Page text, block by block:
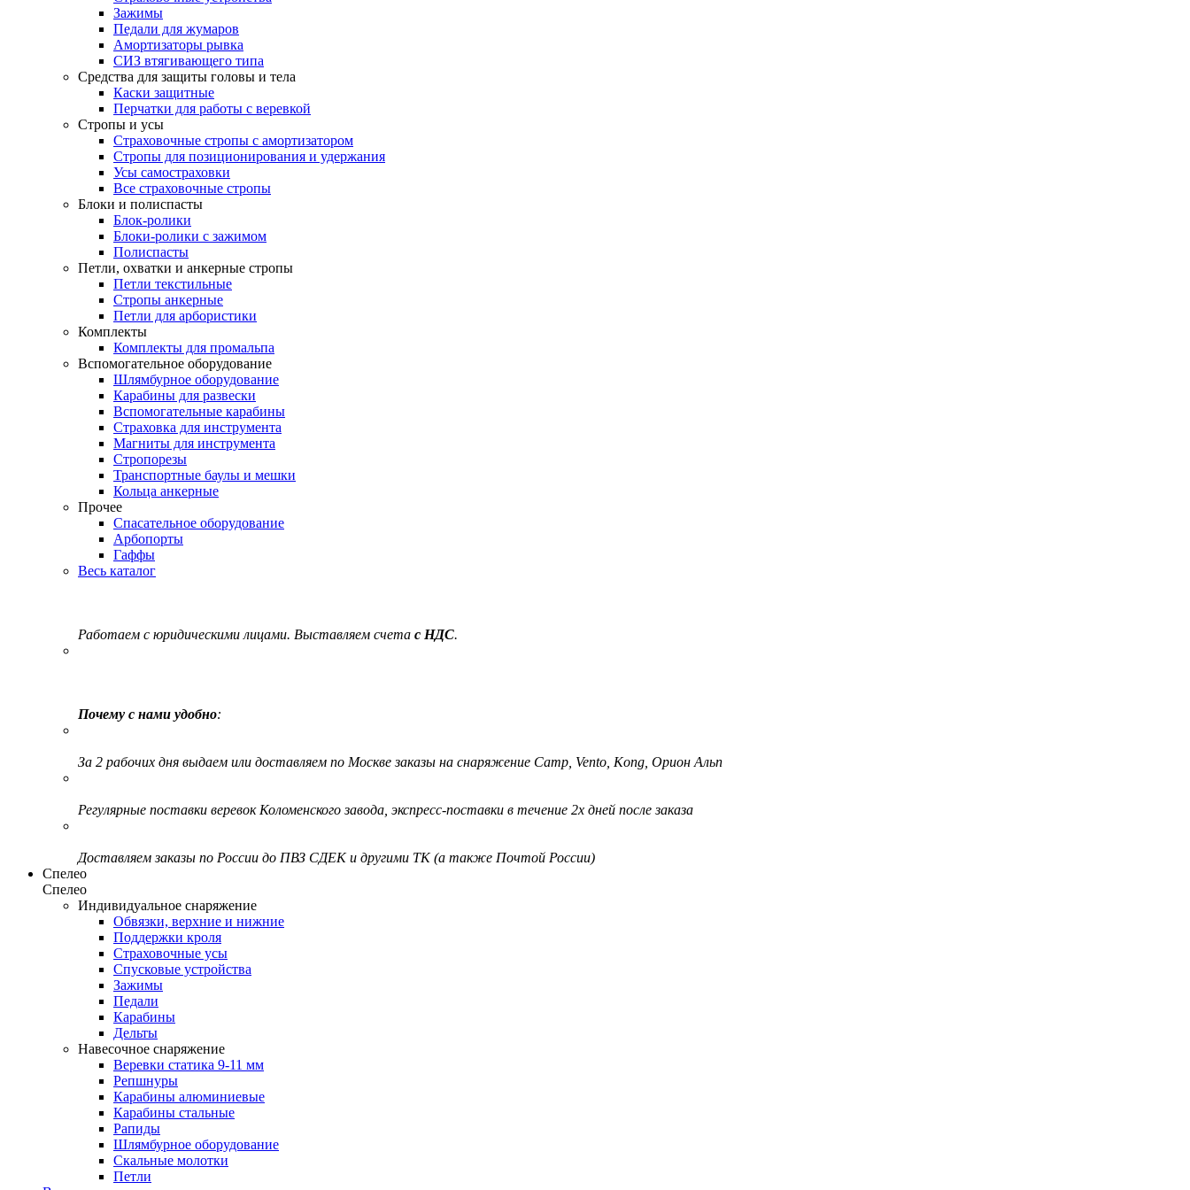
Зажимы
Педали для жумаров
Амортизаторы рывка
СИЗ втягивающего типа
Средства для защиты головы и тела
Каски защитные
Перчатки для работы с веревкой
Стропы и усы
Страховочные стропы с амортизатором
Стропы для позиционирования и удержания
Усы самостраховки
Все страховочные стропы
Блоки и полиспасты
Блок-ролики
Блоки-ролики с зажимом
Полиспасты
Петли, охватки и анкерные стропы
Петли текстильные
Стропы анкерные
Петли для арбористики
Комплекты
Комплекты для промальпа
Вспомогательное оборудование
Шлямбурное оборудование
Карабины для развески
Вспомогательные карабины
Страховка для инструмента
Магниты для инструмента
Стропорезы
Транспортные баулы и мешки
Кольца анкерные
Прочее
Спасательное оборудование
Арбопорты
Гаффы
Весь каталог
Работаем с юридическими лицами. Выставляем счета с НДС.
Почему с нами удобно:
За 2 рабочих дня выдаем или доставляем по Москве заказы на снаряжение Camp, Vento, Kong, Орион Альп
Регулярные поставки веревок Коломенского завода, экспресс-поставки в течение 2х дней после заказа
Доставляем заказы по России до ПВЗ СДЕК и другими ТК (а также Почтой России)
Спелео
Спелео
Индивидуальное снаряжение
Обвязки, верхние и нижние
Поддержки кроля
Страховочные усы
Спусковые устройства
Зажимы
Педали
Карабины
Дельты
Навесочное снаряжение
Веревки статика 9-11 мм
Репшнуры
Карабины алюминиевые
Карабины стальные
Рапиды
Шлямбурное оборудование
Скальные молотки
Петли